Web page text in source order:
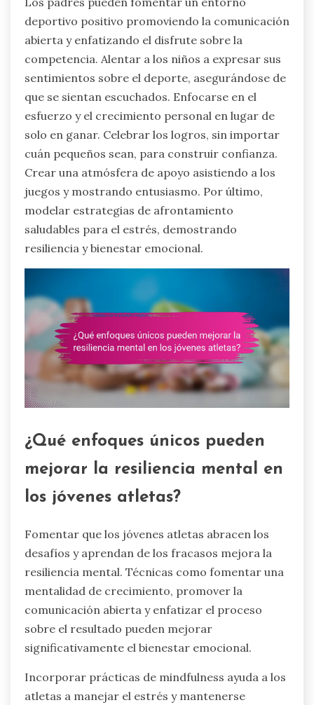
deportivo positivo promoviendo la comunicación
abierta y enfatizando el disfrute sobre la
competencia. Alentar a los niños a expresar sus
sentimientos sobre el deporte, asegurándose de
que se sientan escuchados. Enfocarse en el
esfuerzo y el crecimiento personal en lugar de
solo en ganar. Celebrar los logros, sin importar
cuán pequeños sean, para construir confianza.
Crear una atmósfera de apoyo asistiendo a los
juegos y mostrando entusiasmo. Por último,
modelar estrategias de afrontamiento
saludables para el estrés, demostrando
resiliencia y bienestar emocional.
¿Qué enfoques únicos pueden
mejorar la resiliencia mental en
los jóvenes atletas?
Fomentar que los jóvenes atletas abracen los
desafíos y aprendan de los fracasos mejora la
resiliencia mental. Técnicas como fomentar una
mentalidad de crecimiento, promover la
comunicación abierta y enfatizar el proceso
sobre el resultado pueden mejorar
significativamente el bienestar emocional.
Incorporar prácticas de mindfulness ayuda a los
atletas a manejar el estrés y mantenerse